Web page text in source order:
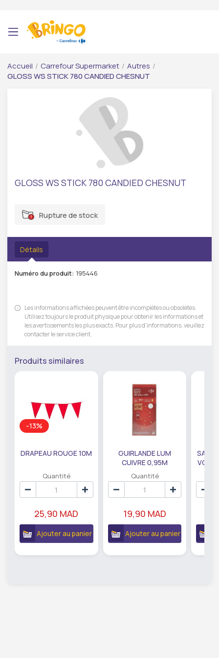
Accueil / Carrefour Supermarket / Autres /
GLOSS WS STICK 780 CANDIED CHESNUT
GLOSS WS STICK 780 CANDIED CHESNUT
Rupture de stock
Détails
Numéro du produit: 195446
Les informations affichées peuvent être incomplètes ou obsolètes.
Utilisez toujours le produit physique pour obtenir les informations et
les avertissements les plus exacts. Pour plus d'informations, veuillez
contacter le service client.
Produits similaires
-13%
DRAPEAU ROUGE 10M
Quantité
25,90 MAD
Ajouter au panier
GUIRLANDE LUM
CUIVRE 0,95M
DE79207
Quantité
19,90 MAD
Ajouter au panier